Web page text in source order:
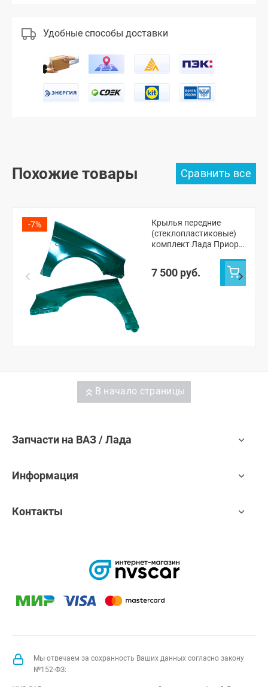
Удобные способы доставки
Похожие товары
-7%
Крылья передние
(стеклопластиковые)
комплект Лада Приора
7 500 руб.
В начало страницы
Запчасти на ВАЗ / Лада
Информация
Контакты
Мы отвечаем за сохранность Ваших данных согласно закону
№152-ФЗ: